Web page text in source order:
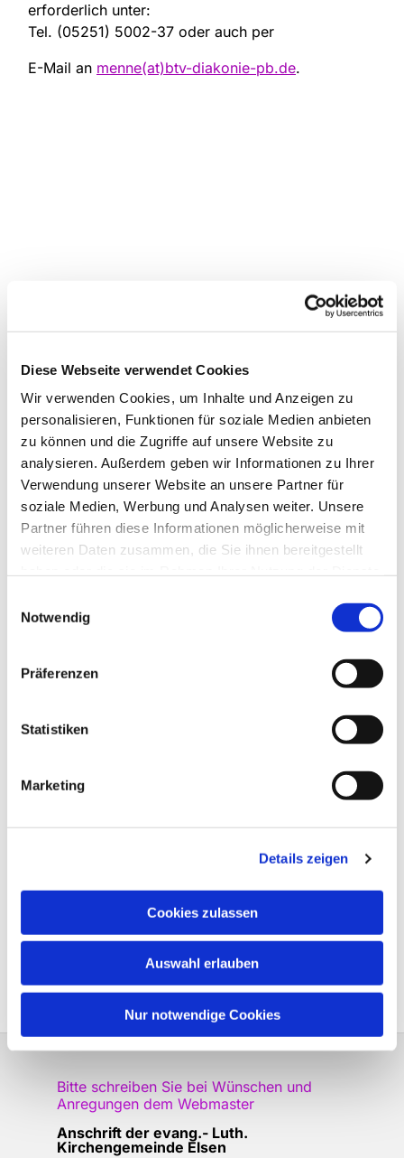
Diese Webseite verwendet Cookies
Wir verwenden Cookies, um Inhalte und Anzeigen zu
personalisieren, Funktionen für soziale Medien anbieten
zu können und die Zugriffe auf unsere Website zu
analysieren. Außerdem geben wir Informationen zu Ihrer
Verwendung unserer Website an unsere Partner für
soziale Medien, Werbung und Analysen weiter. Unsere
Partner führen diese Informationen möglicherweise mit
weiteren Daten zusammen, die Sie ihnen bereitgestellt
Notwendig
Präferenzen
Statistiken
Marketing
Details zeigen
Cookies zulassen
Auswahl erlauben
Nur notwendige Cookies
erfor­der­lich unter:
Tel. (05251) 5002-37 oder auch per
E-Mail an menne(at)btv-diakonie-pb.de.
Dies könnte Sie auch
interessieren
Bitte schreiben Sie bei Wünschen und
Anregungen dem Webmaster
Anschrift der evang.- Luth.
Kirchengemeinde Elsen